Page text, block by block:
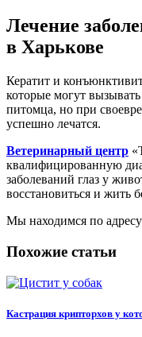
Лечение
в Харькове
Кератит и
которые могут
питомца, но при
успешно лечатся.
Ветеринарный центр
квалифицированную
заболеваний глаз у
восстановиться и жить
Мы находимся по
Похожие статьи
Кастрация крипторхов у